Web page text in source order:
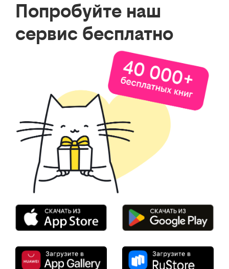
Попробуйте наш
сервис бесплатно